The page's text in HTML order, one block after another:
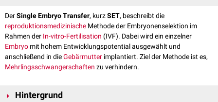
DerSingle Embryo Transfer, kurzSET, beschreibt die
reproduktionsmedizinische Methode der Embryonenselektion im
Rahmen der In-vitro-Fertilisation (IVF). Dabei wird ein einzelner
Embryo mit hohem Entwicklungspotential ausgewählt und
anschließend in dieGebärmutter implantiert. Ziel der Methode ist es,
Mehrlingsschwangerschaften zu verhindern.
Hintergrund